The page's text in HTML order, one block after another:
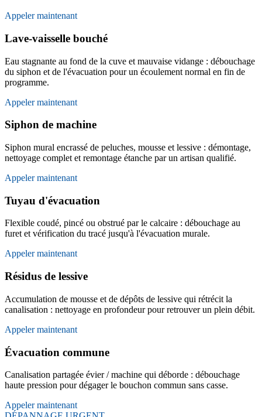
Appeler maintenant
Lave-vaisselle bouché
Eau stagnante au fond de la cuve et mauvaise vidange : débouchage
du siphon et de l'évacuation pour un écoulement normal en fin de
programme.
Appeler maintenant
Siphon de machine
Siphon mural encrassé de peluches, mousse et lessive : démontage,
nettoyage complet et remontage étanche par un artisan qualifié.
Appeler maintenant
Tuyau d'évacuation
Flexible coudé, pincé ou obstrué par le calcaire : débouchage au
furet et vérification du tracé jusqu'à l'évacuation murale.
Appeler maintenant
Résidus de lessive
Accumulation de mousse et de dépôts de lessive qui rétrécit la
canalisation : nettoyage en profondeur pour retrouver un plein débit.
Appeler maintenant
Évacuation commune
Canalisation partagée évier / machine qui déborde : débouchage
haute pression pour dégager le bouchon commun sans casse.
Appeler maintenant